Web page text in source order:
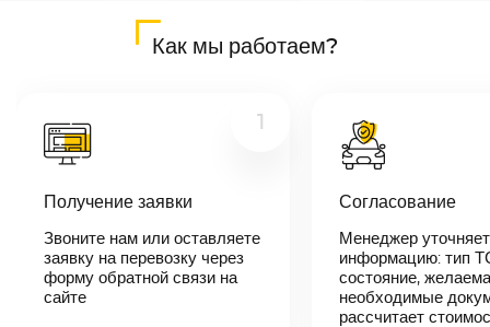
менеджер-
свяжется с
вами,
согласует
детали
автоперевозки,
Как мы работаем?
1
Получение заявки
Звоните нам или оставляете
заявку на перевозку через
форму обратной связи на
сайте
Согласование
Менеджер уточняет
информацию: тип
состояние,
необходимые
рассчитает